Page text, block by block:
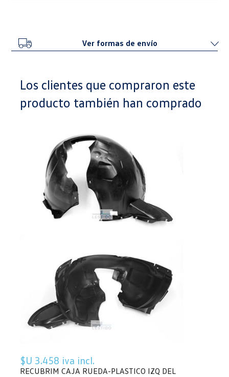
Ver formas de envío
Los clientes que compraron este
producto también han comprado
$U 3.458 iva incl.
RECUBRIM CAJA RUEDA-PLASTICO IZQ DEL